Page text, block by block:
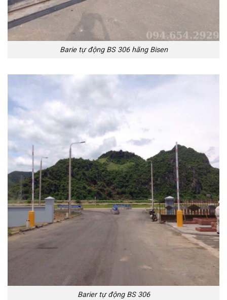
Barie tự động BS 306 hãng Bisen
Barier tự động BS 306